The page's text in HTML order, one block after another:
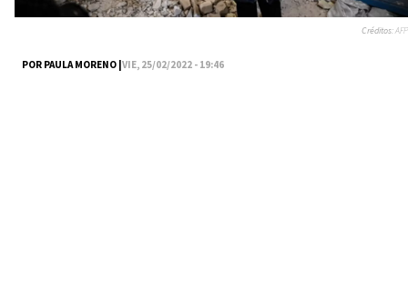
POR PAULA MORENO |VIE, 25/02/2022 - 19:46
Créditos:AFP